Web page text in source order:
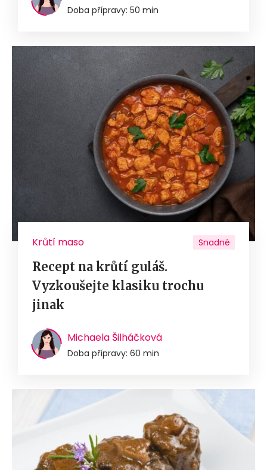
Doba přípravy: 50 min
Krůtí maso Snadné
Recept na krůtí guláš.
Vyzkoušejte klasiku trochu
jinak
Michaela Šilháčková
Doba přípravy: 60 min